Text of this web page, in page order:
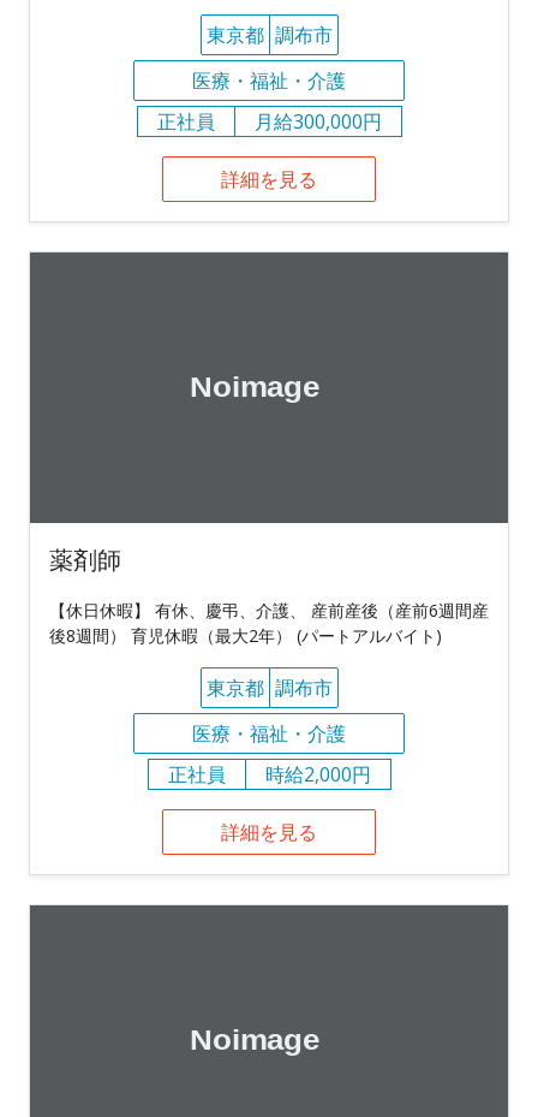
東京都 調布市
医療・福祉・介護
正社員
月給300,000円
詳細を見る
薬剤師
【休日休暇】 有休、慶弔、介護、 産前産後（産前6週間産
後8週間） 育児休暇（最大2年） (パートアルバイト)
東京都 調布市
医療・福祉・介護
正社員
時給2,000円
詳細を見る